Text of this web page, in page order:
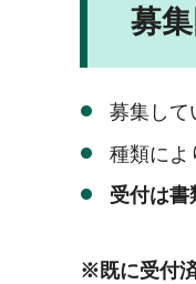
募
募集して
種類によ
受付は書
※既に受付